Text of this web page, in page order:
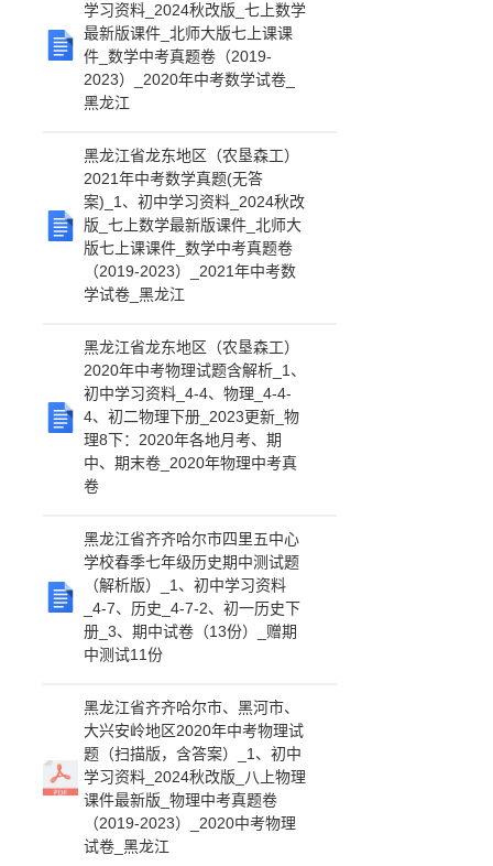
学习资料_2024秋改版_七上数学
最新版课件_北师大版七上课课
件_数学中考真题卷（2019-
2023）_2020年中考数学试卷_
黑龙江
黑龙江省龙东地区（农垦森工）
2021年中考数学真题(无答
案)_1、初中学习资料_2024秋改
版_七上数学最新版课件_北师大
版七上课课件_数学中考真题卷
（2019-2023）_2021年中考数
学试卷_黑龙江
黑龙江省龙东地区（农垦森工）
2020年中考物理试题含解析_1、
初中学习资料_4-4、物理_4-4-
4、初二物理下册_2023更新_物
理8下：2020年各地月考、期
中、期末卷_2020年物理中考真
卷
黑龙江省齐齐哈尔市四里五中心
学校春季七年级历史期中测试题
（解析版）_1、初中学习资料
_4-7、历史_4-7-2、初一历史下
册_3、期中试卷（13份）_赠期
中测试11份
黑龙江省齐齐哈尔市、黑河市、
大兴安岭地区2020年中考物理试
题（扫描版，含答案）_1、初中
学习资料_2024秋改版_八上物理
课件最新版_物理中考真题卷
（2019-2023）_2020中考物理
试卷_黑龙江